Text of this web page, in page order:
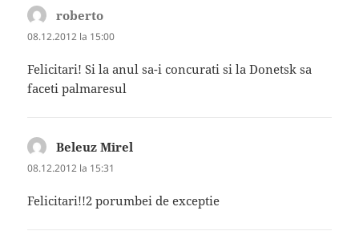
roberto
08.12.2012 la 15:00
Felicitari! Si la anul sa-i concurati si la Donetsk sa
faceti palmaresul
Beleuz Mirel
08.12.2012 la 15:31
Felicitari!!2 porumbei de exceptie